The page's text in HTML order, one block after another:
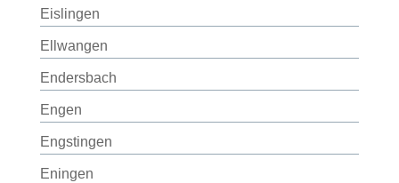
Eislingen
Ellwangen
Endersbach
Engen
Engstingen
Eningen